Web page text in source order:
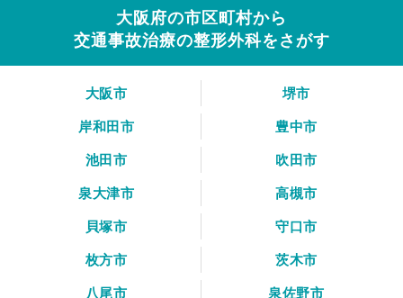
大阪府の市区町村から
交通事故治療の整形外科をさがす
大阪市
堺市
岸和田市
豊中市
池田市
吹田市
泉大津市
高槻市
貝塚市
守口市
枚方市
茨木市
八尾市
泉佐野市